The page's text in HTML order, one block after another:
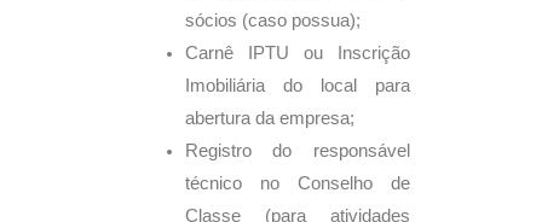
sócios (caso possua);
Carnê IPTU ou Inscrição
Imobiliária do local para
abertura da empresa;
Registro do responsável
técnico no Conselho de
Classe (para atividades